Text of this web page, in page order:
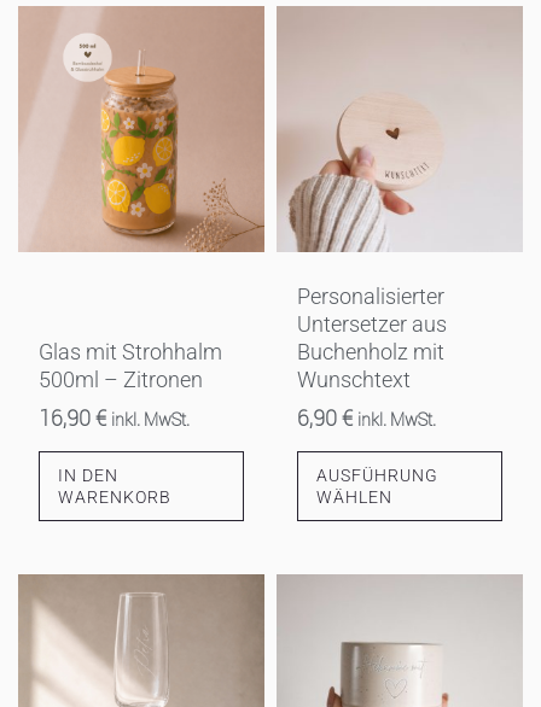
Glas mit Strohhalm
500ml – Zitronen
16,90€ inkl. MwSt.
IN DEN
WARENKORB
Personalisierter
Untersetzer aus
Buchenholz mit
Wunschtext
6,90€ inkl. MwSt.
AUSFÜHRUNG
WÄHLEN
mehrere
Varianten
auf.
Die
Optionen
auf
der
Produktseite
werden